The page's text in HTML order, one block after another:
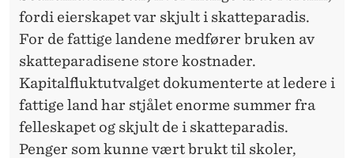
fordi eierskapet var skjult i skatteparadis.
For de fattige landene medfører bruken av
skatteparadisene store kostnader.
Kapitalfluktutvalget dokumenterte at ledere i
fattige land har stjålet enorme summer fra
felleskapet og skjult de i skatteparadis.
Penger som kunne vært brukt til skoler,